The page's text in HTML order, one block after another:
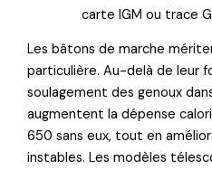
carte IGM ou trace
Les bâtons de marche
particulière. Au-delà de leur
soulagement des genoux
augmentent la dépense
650 sans eux, tout en
instables. Les modèles